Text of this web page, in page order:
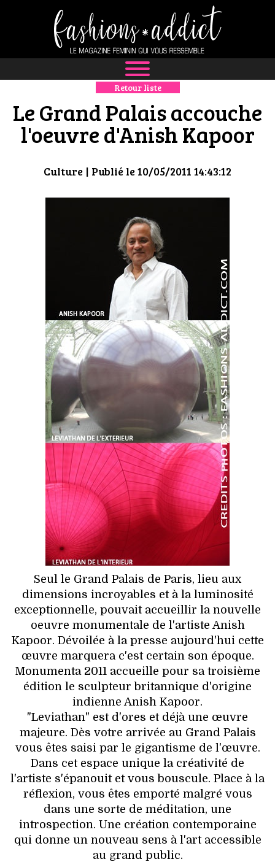
NEWS
MODE
BOUTIQUE
CULTURE
HIGH TECH
MAISON
AUTO
LIEUX TENDANCES
BEAUTÉ
MODE DE RUE
JEUNES CRÉATEURS
HISTOIRE DES MARQUES
DÉCO
VOYAGES & LOISIRS
Retour liste
Le Grand Palais accouche
l'oeuvre d'Anish Kapoor
Culture | Publié le 10/05/2011 14:43:12
Seul le Grand Palais de Paris, lieu aux
dimensions incroyables et à la luminosité
exceptionnelle, pouvait accueillir la nouvelle
oeuvre monumentale de l'artiste Anish
Kapoor. Dévoilée à la presse aujourd'hui cette
œuvre marquera c'est certain son époque.
Monumenta 2011 accueille pour sa troisième
édition le sculpteur britannique d'origine
indienne Anish Kapoor.
"Leviathan" est d'ores et déjà une œuvre
majeure. Dès votre arrivée au Grand Palais
vous êtes saisi par le gigantisme de l'œuvre.
Dans cet espace unique la créativité de
l'artiste s'épanouit et vous bouscule. Place à la
réflexion, vous êtes emporté malgré vous
dans une sorte de méditation, une
introspection. Une création contemporaine
qui donne un nouveau sens à l'art accessible
au grand public.